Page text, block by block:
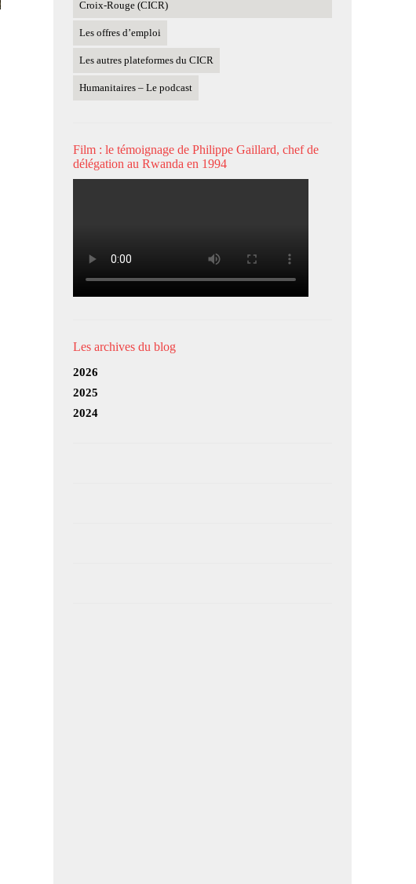
Croix-Rouge (CICR)
Les offres d’emploi
Les autres plateformes du CICR
Humanitaires – Le podcast
Film : le témoignage de Philippe Gaillard, chef de
délégation au Rwanda en 1994
Les archives du blog
2026
2025
2024